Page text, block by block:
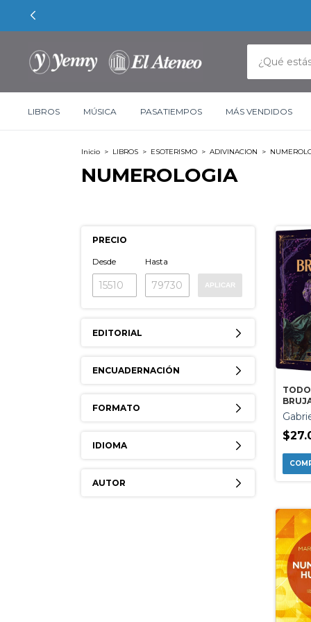
LIBROS MÚSICA PASATIEMPOS MÁS VENDIDOS
Inicio > LIBROS > ESOTERISMO > ADIVINACION >
NUMEROLOGIA
PRECIO
Desde Hasta
APLICAR
EDITORIAL
ENCUADERNACIÓN
FORMATO
IDIOMA
AUTOR